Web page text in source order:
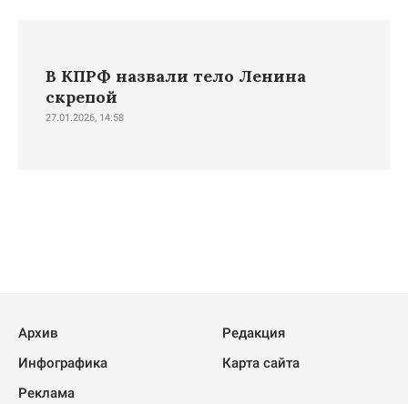
В КПРФ назвали тело Ленина
скрепой
27.01.2026, 14:58
Архив
Редакция
Инфографика
Карта сайта
Реклама